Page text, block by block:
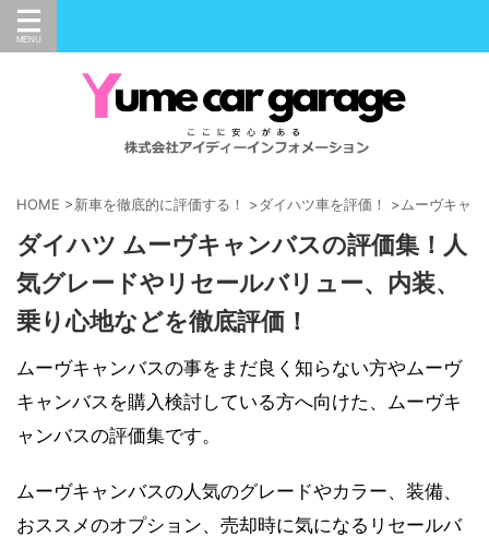
HOME >新車を徹底的に評価する！ >ダイハツ車を評価！ >ムーヴキャ
ダイハツ ムーヴキャンバスの評価集！人
気グレードやリセールバリュー、内装、
乗り心地などを徹底評価！
ムーヴキャンバスの事をまだ良く知らない方やムーヴ
キャンバスを購入検討している方へ向けた、ムーヴキ
ャンバスの評価集です。
ムーヴキャンバスの人気のグレードやカラー、装備、
おススメのオプション、売却時に気になるリセールバ